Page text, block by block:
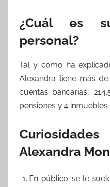
¿Cuál es
personal?
Tal y como ha
Alexandra tiene más
cuentas bancarias,
pensiones y 4
Alexandra
En público se le